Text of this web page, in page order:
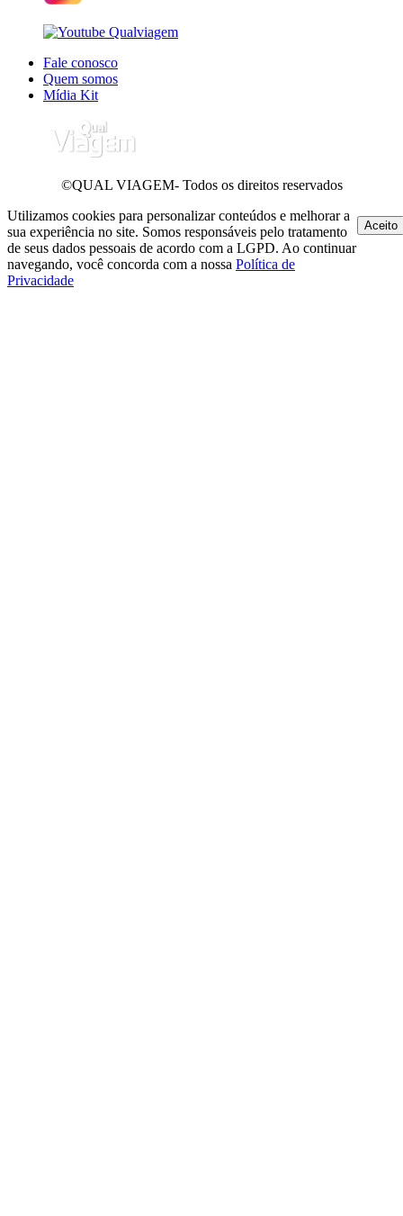
Fale conosco
Quem somos
Mídia Kit
©QUAL VIAGEM- Todos os direitos reservados
Utilizamos cookies para personalizar conteúdos e melhorar a
sua experiência no site. Somos responsáveis pelo tratamento
de seus dados pessoais de acordo com a LGPD. Ao continuar
navegando, você concorda com a nossa Política de
Privacidade
Aceito